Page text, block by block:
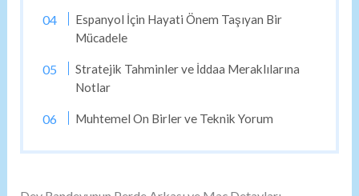
Espanyol İçin Hayati Önem Taşıyan Bir
Mücadele
Stratejik Tahminler ve İddaa Meraklılarına
Notlar
Muhtemel On Birler ve Teknik Yorum